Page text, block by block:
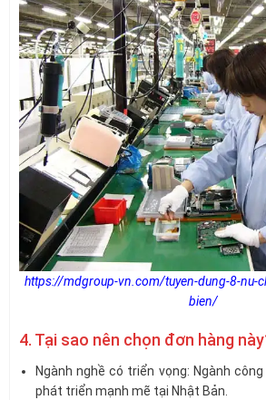
https://mdgroup-vn.com/tuyen-dung-8-nu-
bien/
4. Tại sao nên chọn đơn hàng
Ngành nghề có triển vọng: Ngành
phát triển mạnh mẽ tại Nhật Bản.